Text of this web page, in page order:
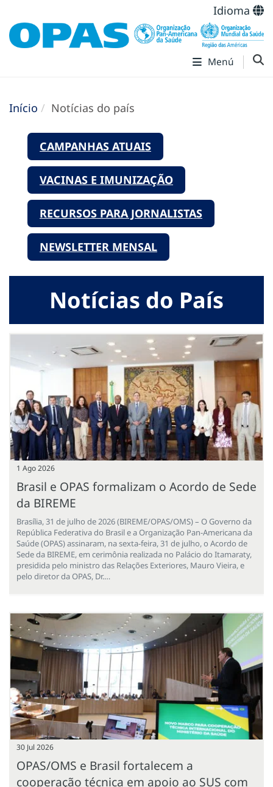
Idioma
Menú
Início Notícias do país
CAMPANHAS ATUAIS
VACINAS E IMUNIZAÇÃO
RECURSOS PARA JORNALISTAS
NEWSLETTER MENSAL
Notícias do País
1 Ago 2026
Brasil e OPAS formalizam o Acordo de Sede
da BIREME
Brasília, 31 de julho de 2026 (BIREME/OPAS/OMS) – O Governo da
República Federativa do Brasil e a Organização Pan-Americana da
Saúde (OPAS) assinaram, na sexta-feira, 31 de julho, o Acordo de
Sede da BIREME, em cerimônia realizada no Palácio do Itamaraty,
presidida pelo ministro das Relações Exteriores, Mauro Vieira, e
pelo diretor da OPAS, Dr.…
30 Jul 2026
OPAS/OMS e Brasil fortalecem a
cooperação técnica em apoio ao SUS com